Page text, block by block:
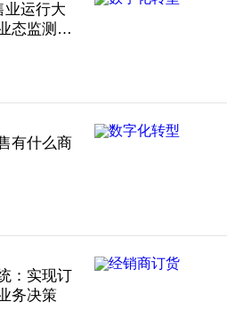
业运行大
态监测报
有什么商
：实现订
务决策